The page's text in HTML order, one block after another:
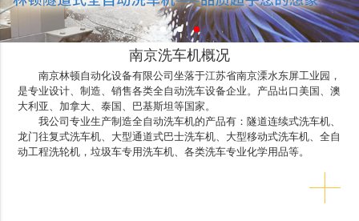
南京洗车机概况
南京林顿自动化设备有限公司坐落于江苏省南京溧水东屏工业园，
是专业设计、制造、销售各类全自动洗车设备企业。产品出口美国、澳
大利亚、加拿大、泰国、巴基斯坦等国家。
我公司专业生产制造全自动洗车机的产品有：隧道连续式洗车机、
龙门往复式洗车机、大型通道式巴士洗车机、大型移动式洗车机、全自
动工程洗轮机，垃圾车专用洗车机、各类洗车专业化学用品等。